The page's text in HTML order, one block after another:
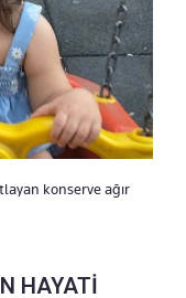
konserve ağır
HAYATİ